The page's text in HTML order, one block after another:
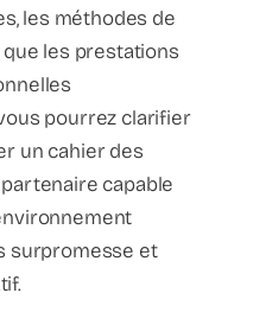
les méthodes de
les prestations
pourrez clarifier
un cahier des
capable
surpromesse et